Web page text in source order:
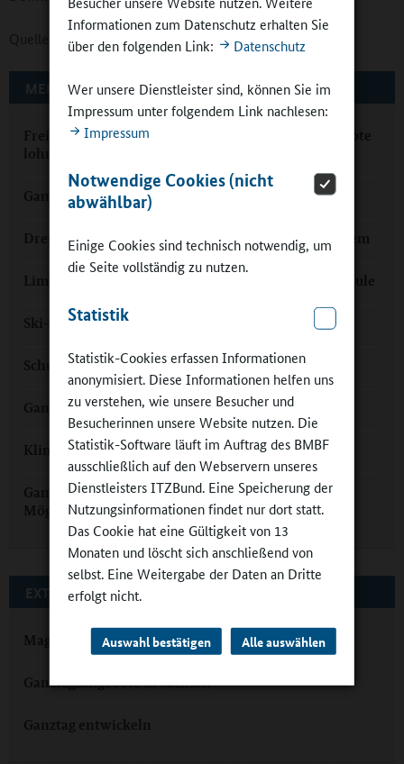
Informationen zum Datenschutz erhalten Sie
über den folgenden Link:
Datenschutz
Wer unsere Dienstleister sind, können Sie im
Impressum unter folgendem Link nachlesen:
Impressum
Notwendige Cookies (nicht
abwählbar)
Einige Cookies sind technisch notwendig, um
die Seite vollständig zu nutzen.
Statistik
Statistik-Cookies erfassen Informationen
anonymisiert. Diese Informationen helfen uns
zu verstehen, wie unsere Besucher und
Besucherinnen unsere Website nutzen. Die
Statistik-Software läuft im Auftrag des BMBF
ausschließlich auf den Webservern unseres
Dienstleisters ITZBund. Eine Speicherung der
Nutzungsinformationen findet nur dort statt.
Das Cookie hat eine Gültigkeit von 13
Monaten und löscht sich anschließend von
selbst. Eine Weitergabe der Daten an Dritte
erfolgt nicht.
Auswahl bestätigen Alle auswählen
Quelle: Sächsisches Staatsministerium für Kultus
MEHR ZUM THEMA AUF GANZTAGSSCHULEN.ORG
Freistaat Sachsen: „Investitionen in Ganztagsangebote
lohnen“
Ganztagsschule „Lichtblick“: Platz für Charaktere
Dresden: Ganztagsangebot im bewährten Schulsystem
Limbach-Oberfrohna: Von der Villa zur Ganztagsschule
Ski-Asse im Ganztag: „Nur die Spitze des Eisbergs“
Schulbau für den Ganztag: pädagogisch modern
Ganztag in Glauchau: SHS statt SOS
Klimaschule mit Ganztagsangebot
Ganztag in der Südvorstadt: „Stunde der
Möglichkeiten“
EXTERNE LINKS
Magazin „Klasse“
Ganztagsangebote in Sachsen
Ganztag entwickeln